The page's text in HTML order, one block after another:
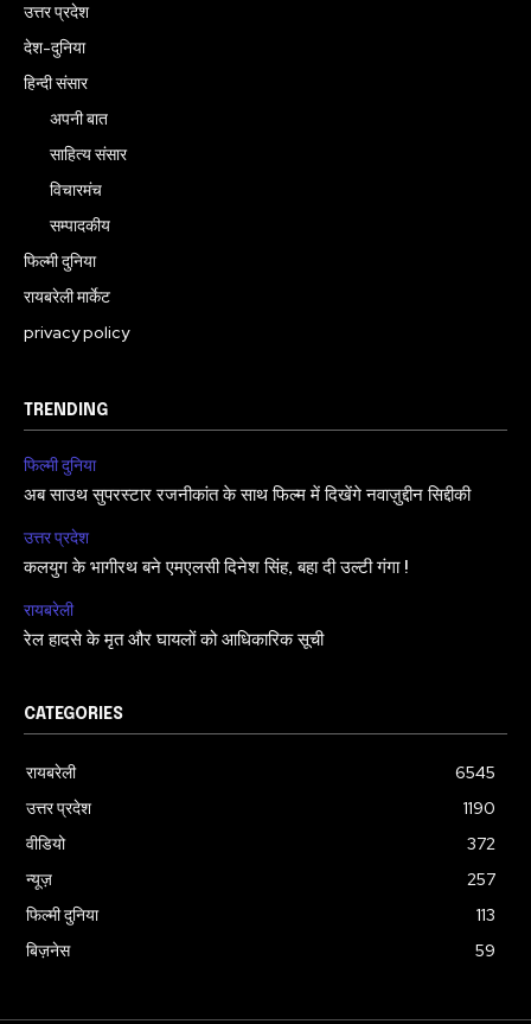
उत्तर प्रदेश
देश-दुनिया
हिन्दी संसार
अपनी बात
साहित्य संसार
विचारमंच
सम्पादकीय
फिल्मी दुनिया
रायबरेली मार्केट
privacy policy
TRENDING
फिल्मी दुनिया
अब साउथ सुपरस्टार रजनीकांत के साथ फिल्म में दिखेंगे नवाज़ुद्दीन सिद्दीकी
उत्तर प्रदेश
कलयुग के भागीरथ बने एमएलसी दिनेश सिंह, बहा दी उल्टी गंगा !
रायबरेली
रेल हादसे के मृत और घायलों को आधिकारिक सूची
CATEGORIES
रायबरेली
6545
उत्तर प्रदेश
1190
वीडियो
372
न्यूज़
257
फिल्मी दुनिया
113
बिज़नेस
59